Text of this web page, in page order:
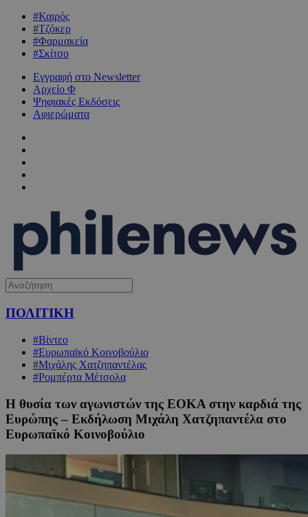
#Καιρός
#Τζόκερ
#Φαρμακεία
#Σκίτσο
Εγγραφή στο Newsletter
Αρχείο Φ
Ψηφιακές Εκδόσεις
Αφιερώματα
ΠΟΛΙΤΙΚΗ
#Βίντεο
#Ευρωπαϊκό Κοινοβούλιο
#Μιχάλης Χατζηπαντέλας
#Ρομπέρτα Μέτσολα
Η θυσία των αγωνιστών της ΕΟΚΑ στην καρδιά της
Ευρώπης – Εκδήλωση Μιχάλη Χατζηπαντέλα στο
Ευρωπαϊκό Κοινοβούλιο